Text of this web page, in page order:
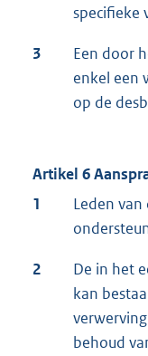
specifieke
3
Een door
enkel een
op de
Artikel 6
1
Leden
2
De in het
kan
behoud